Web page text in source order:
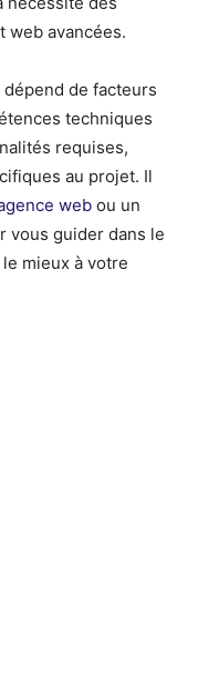
web avancées.
de facteurs
techniques
requises,
au projet. Il
web ou un
vous guider dans le
mieux à votre